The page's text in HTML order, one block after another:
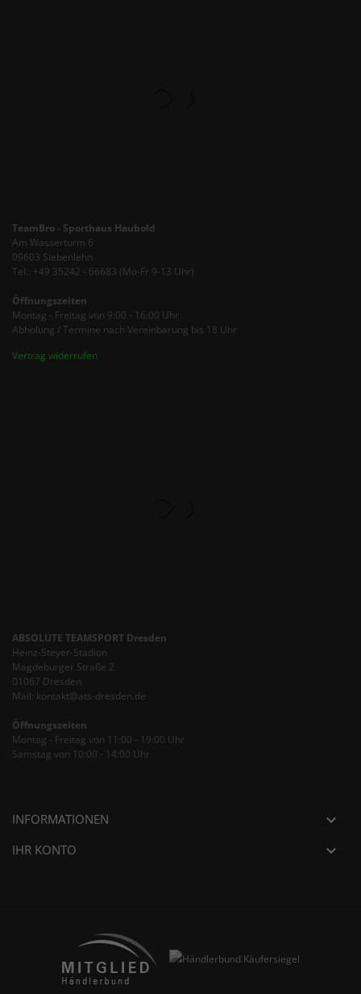
TeamBro - Sporthaus Haubold
Am Wasserturm 6
09603 Siebenlehn
Tel.: +49 35242 - 66683 (Mo-Fr 9-13 Uhr)
Öffnungszeiten
Montag - Freitag von 9:00 - 16:00 Uhr
Abholung / Termine nach Vereinbarung bis 18 Uhr
Vertrag widerrufen
ABSOLUTE TEAMSPORT Dresden
Heinz-Steyer-Stadion
Magdeburger Straße 2
01067 Dresden
Mail: kontakt@ats-dresden.de
Öffnungszeiten
Montag - Freitag von 11:00 - 19:00 Uhr
Samstag von 10:00 - 14:00 Uhr
INFORMATIONEN 
IHR KONTO 